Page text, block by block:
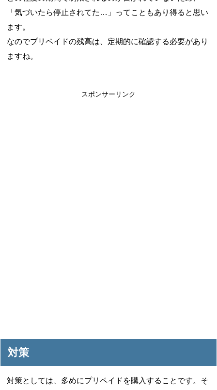
「気づいたら停止されてた…」ってこともあり得ると思い
ます。
なのでプリペイドの残高は、定期的に確認する必要があり
ますね。
スポンサーリンク
対策
対策としては、多めにプリペイドを購入することです。そ